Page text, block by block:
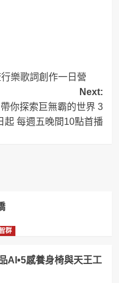
樂歌詞創作一日營
Next:
你探索巨無霸的世界 3
起 每週五晚間10點首播
群
AI•5感養身椅與天王工